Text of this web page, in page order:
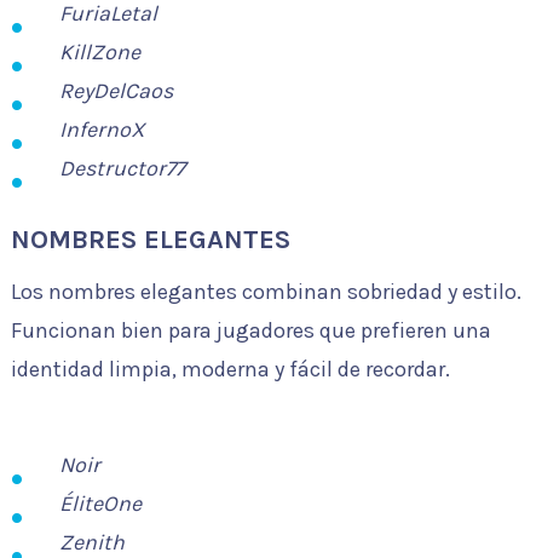
FuriaLetal
KillZone
ReyDelCaos
InfernoX
Destructor77
NOMBRES ELEGANTES
Los nombres elegantes combinan sobriedad y estilo.
Funcionan bien para jugadores que prefieren una
identidad limpia, moderna y fácil de recordar.
Noir
ÉliteOne
Zenith